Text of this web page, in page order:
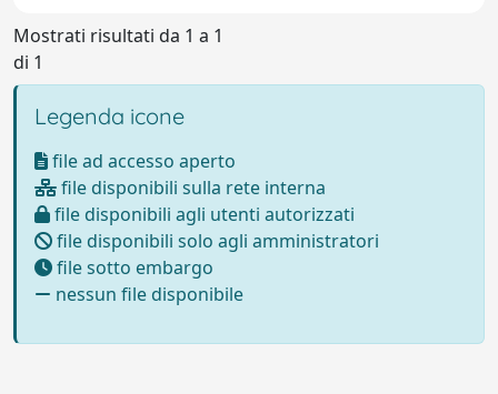
Mostrati risultati da 1 a 1
di 1
Legenda icone
file ad accesso aperto
file disponibili sulla rete interna
file disponibili agli utenti autorizzati
file disponibili solo agli amministratori
file sotto embargo
nessun file disponibile